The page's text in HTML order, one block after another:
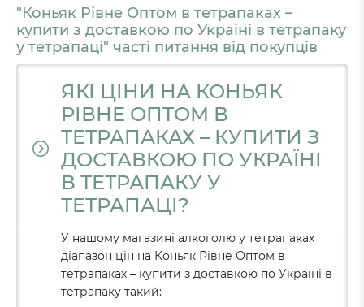
"Коньяк Рівне Оптом в тетрапаках –
купити з доставкою по Україні в тетрапаку
у тетрапаці" часті питання від покупців
ЯКІ ЦІНИ НА КОНЬЯК
РІВНЕ ОПТОМ В
ТЕТРАПАКАХ – КУПИТИ З
ДОСТАВКОЮ ПО УКРАЇНІ
В ТЕТРАПАКУ У
ТЕТРАПАЦІ?
У нашому магазині алкоголю у тетрапаках
діапазон цін на Коньяк Рівне Оптом в
тетрапаках – купити з доставкою по Україні в
тетрапаку такий: